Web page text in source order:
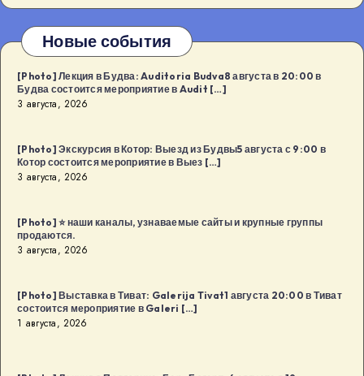
Новые события
[Photo] Лекция в Будва: Auditoria Budva8 августа в 20:00 в
Будва состоится мероприятие в Audit […]
3 августа, 2026
[Photo] Экскурсия в Котор: Выезд из Будвы5 августа с 9:00 в
Котор состоится мероприятие в Выез […]
3 августа, 2026
[Photo] ⭐️ наши каналы, узнаваемые сайты и крупные группы
продаются.
3 августа, 2026
[Photo] Выставка в Тиват: Galerija Tivat1 августа 20:00 в Тиват
состоится мероприятие в Galeri […]
1 августа, 2026